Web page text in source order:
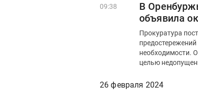
09:38
В
объявила
Прокуратура
необходимости.
целью
26 февраля 2024